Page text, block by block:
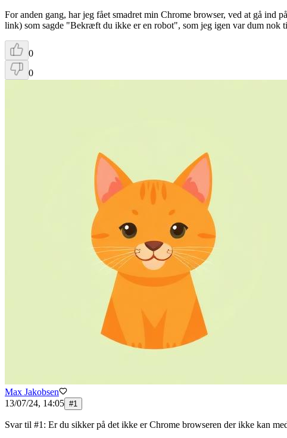
For anden gang, har jeg fået smadret min Chrome browser, ved at gå ind
link) som sagde "Bekræft du ikke er en robot", som jeg igen var dum
0
0
Max Jakobsen
13/07/24, 14:05 #1
Svar til #1: Er du sikker på det ikke er Chrome browseren der ikke kan